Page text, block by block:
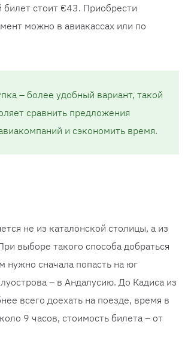
стоит €43. Приобрести
можно в авиакассах или по
– более удобный вариант, такой
сравнить предложения
и сэкономить время.
не из каталонской столицы, а из
выборе такого способа добраться
нужно сначала попасть на юг
– в Андалусию. До Кадиса из
всего доехать на поезде, время в
9 часов, стоимость билета – от